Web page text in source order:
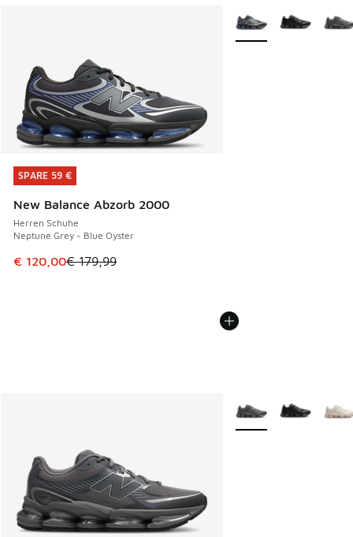
SPARE 59 €
New Balance Abzorb 2000
Herren Schuhe
Neptune Grey - Blue Oyster
Dieser Artikel ist im Sale. Der Preis ist von € 179,99 auf €
€ 120,00€ 179,99
SPARE 59 €
Weitere Farben
Weitere Farben